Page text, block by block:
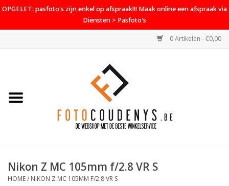
OPGELET: pasfoto's zijn enkel op afspraak!!! Maak online een afspraak via
Diensten > Pasfoto's
0 Artikelen - €0,00
Home
PROMO
Nikon Z MC 105mm f/2.8 VR S
HOME/ NIKON Z MC 105MM F/2.8 VR S